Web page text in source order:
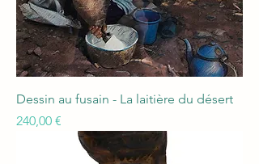
Dessin au fusain - La laitière du désert
Prix
240,00 €